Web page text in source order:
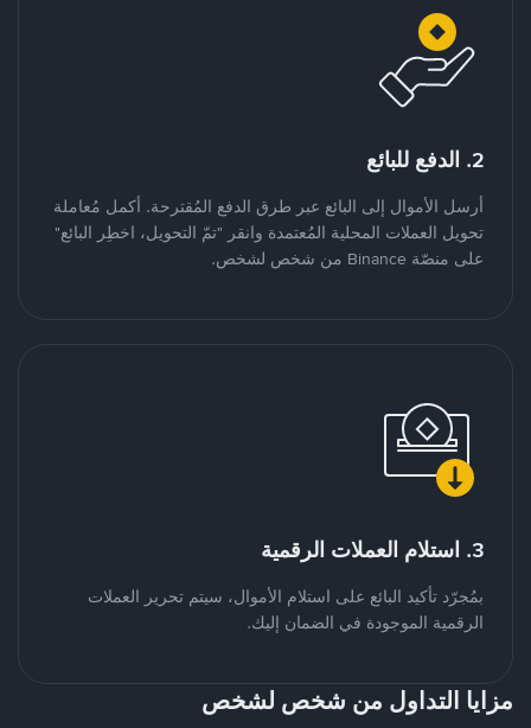
2. الدفع للبائع
أرسل الأموال إلى البائع عبر طرق الدفع المُقترحة. أكمل مُعاملة
تحويل العملات المحلية المُعتمدة وانقر "تمّ التحويل، اخطِر البائع"
على منصّة Binance من شخص لشخص.
3. استلام العملات الرقمية
بمُجرّد تأكيد البائع على استلام الأموال، سيتم تحرير العملات
الرقمية الموجودة في الضمان إليك.
مزايا التداول من شخص لشخص